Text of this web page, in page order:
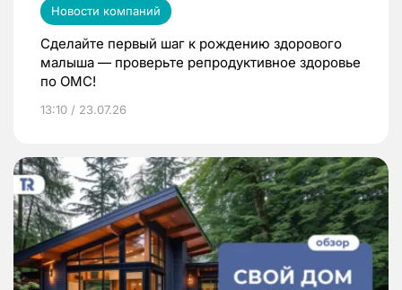
Новости компаний
Сделайте первый шаг к рождению здорового
малыша — проверьте репродуктивное здоровье
по ОМС!
13:10 / 23.07.26